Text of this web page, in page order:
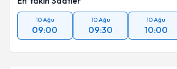
10 Ağu
09:00
10 Ağu
09:30
10 Ağu
10:00